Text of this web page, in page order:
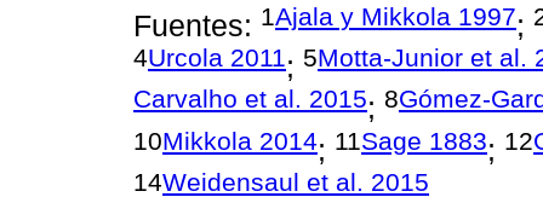
Fuentes: 1Ajala y Mikkola 1997;
4Urcola 2011; 5Motta-Junior et al.
Carvalho et al. 2015; 8Gómez-
10Mikkola 2014; 11Sage 1883; 12
14Weidensaul et al. 2015